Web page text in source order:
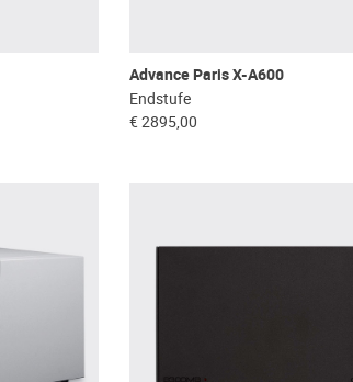
Advance Paris X-A600
Endstufe
€ 2895,00